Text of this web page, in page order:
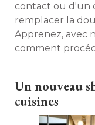
contact ou d'un
remplacer la
Apprenez, avec
comment
Un nouveau
cuisines